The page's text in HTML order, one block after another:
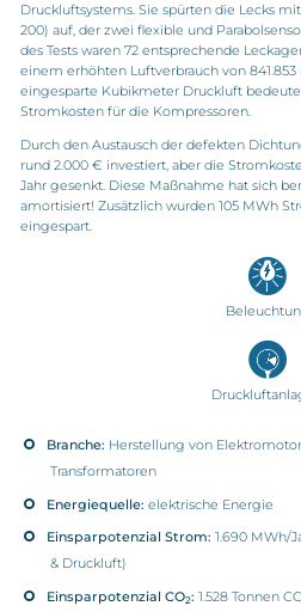
Druckluftsystems. Sie spürten die Lecks
200) auf, der zwei flexible und
des Tests waren 72 entsprechende
einem erhöhten Luftverbrauch von
eingesparte Kubikmeter Druckluft
Stromkosten für die Kompressoren.
Durch den Austausch der defekten
rund 2.000 € investiert, aber die
Jahr gesenkt. Diese Maßnahme hat sich
amortisiert! Zusätzlich wurden 105 MWh
eingespart.
Branche: Herstellung von
Transformatoren
Energiequelle: elektrische Energie
Einsparpotenzial Strom: 1.690 MWh/
& Druckluft)
Einsparpotenzial CO2: 1.528 Tonnen